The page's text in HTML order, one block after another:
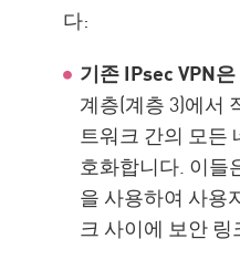
다:
기존 IPsec VPN은
계층(계층 3)에서
트워크 간의 모든
호화합니다. 이들
을 사용하여 사용
크 사이에 보안